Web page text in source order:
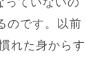
のです。以前
れた身からす